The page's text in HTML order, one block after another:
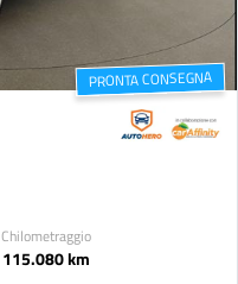
PRONTA CONSEGNA
Chilometraggio
115.080 km